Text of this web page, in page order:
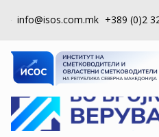
info@isos.com.mk +389 (0)2
ЗА
НАС
РЕГИСТРИ